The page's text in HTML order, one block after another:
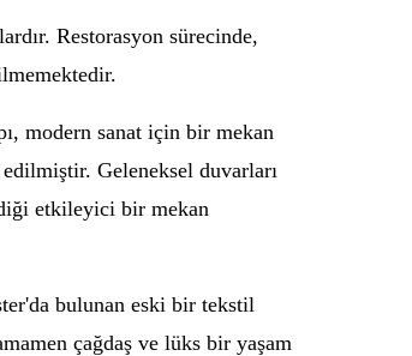
Restorasyon sürecinde,
modern sanat için bir mekan
Geleneksel duvarları
etkileyici bir mekan
bulunan eski bir tekstil
çağdaş ve lüks bir yaşam